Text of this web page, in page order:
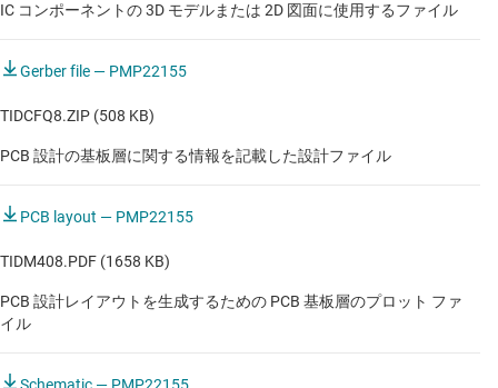
IC コンポーネントの 3D モデルまたは 2D 図面に使用するファイル
Gerber file — PMP22155
TIDCFQ8.ZIP (508 KB)
PCB 設計の基板層に関する情報を記載した設計ファイル
PCB layout — PMP22155
TIDM408.PDF (1658 KB)
PCB 設計レイアウトを生成するための PCB 基板層のプロット ファ
イル